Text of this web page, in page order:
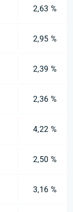
2,63 %
2,95 %
2,39 %
2,36 %
4,22 %
2,50 %
3,16 %